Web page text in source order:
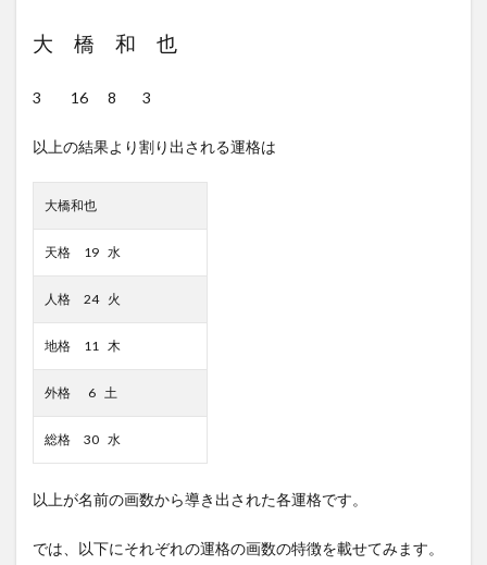
大 橋 和 也
3 16 8 3
以上の結果より割り出される運格は
大橋和也
天格 19 水
人格 24 火
地格 11 木
外格 6 土
総格 30 水
以上が名前の画数から導き出された各運格です。
では、以下にそれぞれの運格の画数の特徴を載せてみます。